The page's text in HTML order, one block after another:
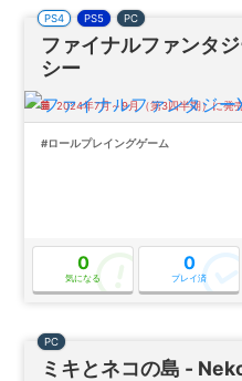
ファイナルファンタ
シー
PS4 PS5 PC
2024年7月～9月（第3四半期）に発
#ロールプレイングゲーム
0
気になる
0
プレイ済
ミキとネコの島 -
PC